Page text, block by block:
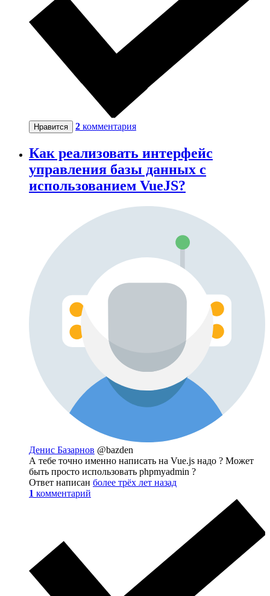
Нравится 2 комментария
Как реализовать интерфейс
управления базы данных с
использованием VueJS?
Денис Базарнов @bazden
А тебе точно именно написать на Vue.js надо ? Может
быть просто использовать phpmyadmin ?
Ответ написан более трёх лет назад
1 комментарий